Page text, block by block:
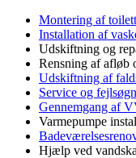
Montering af
Installation af
Udskiftning og
Rensning af afløb
Udskiftning af
Service og
Gennemgang af
Varmepumpe
Hjælp ved